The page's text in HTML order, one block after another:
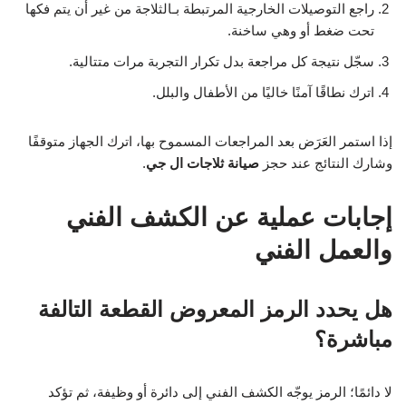
راجع التوصيلات الخارجية المرتبطة بـالثلاجة من غير أن يتم فكها
تحت ضغط أو وهي ساخنة.
سجّل نتيجة كل مراجعة بدل تكرار التجربة مرات متتالية.
اترك نطاقًا آمنًا خاليًا من الأطفال والبلل.
إذا استمر العَرَض بعد المراجعات المسموح بها، اترك الجهاز متوقفًا
وشارك النتائج عند حجز صيانة ثلاجات ال جي.
إجابات عملية عن الكشف الفني
والعمل الفني
هل يحدد الرمز المعروض القطعة التالفة
مباشرة؟
لا دائمًا؛ الرمز يوجّه الكشف الفني إلى دائرة أو وظيفة، ثم تؤكد